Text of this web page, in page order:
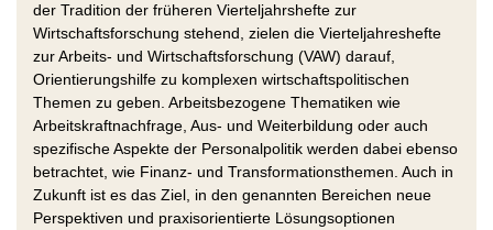
der Tradition der früheren Vierteljahrshefte zur
Wirtschaftsforschung stehend, zielen die Vierteljahreshefte
zur Arbeits- und Wirtschaftsforschung (VAW) darauf,
Orientierungshilfe zu komplexen wirtschaftspolitischen
Themen zu geben. Arbeitsbezogene Thematiken wie
Arbeitskraftnachfrage, Aus- und Weiterbildung oder auch
spezifische Aspekte der Personalpolitik werden dabei ebenso
betrachtet, wie Finanz- und Transformationsthemen. Auch in
Zukunft ist es das Ziel, in den genannten Bereichen neue
Perspektiven und praxisorientierte Lösungsoptionen